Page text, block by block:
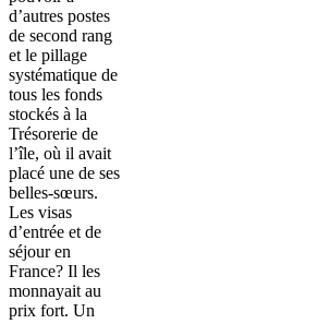
d’autres postes
de second rang
et le pillage
systématique de
tous les fonds
stockés à la
Trésorerie de
l’île, où il avait
placé une de ses
belles-sœurs.
Les visas
d’entrée et de
séjour en
France? Il les
monnayait au
prix fort. Un